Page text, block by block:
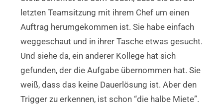
letzten Teamsitzung mit ihrem Chef um einen
Auftrag herumgekommen ist. Sie habe einfach
weggeschaut und in ihrer Tasche etwas gesucht.
Und siehe da, ein anderer Kollege hat sich
gefunden, der die Aufgabe übernommen hat. Sie
weiß, dass das keine Dauerlösung ist. Aber den
Trigger zu erkennen, ist schon “die halbe Miete”.